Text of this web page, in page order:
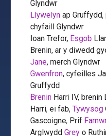
Glyndwr
Llywelyn ap Gruffydd,
chyfaill Glyndwr
Ioan Trefor, Esgob
Brenin, ar y diwedd
Jane, merch Glyndwr
Gwenfron, cyfeilles
Gruffydd
Brenin Harri IV, brenin
Harri, ei fab,Tywysog
Gascoigne, Prif
ArglwyddGrey o